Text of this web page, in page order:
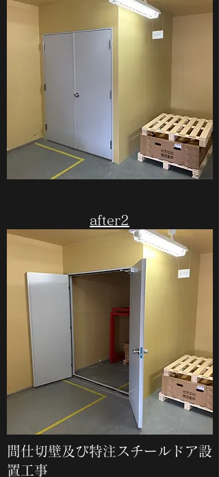
​after2
間仕切壁及び特注スチールドア設
置工事